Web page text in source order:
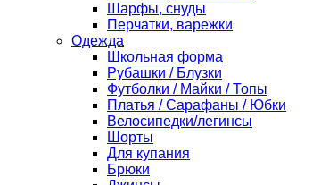
Шарфы, снуды
Перчатки, варежки
Одежда
Школьная форма
Рубашки / Блузки
Футболки / Майки / Топы
Платья / Сарафаны / Юбки
Велосипедки/легинсы
Шорты
Для купания
Брюки